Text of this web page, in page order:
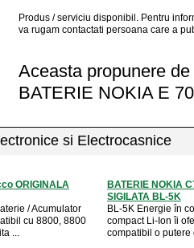
Produs / serviciu disponibil . Pentru
va rugam contactati persoana care a
Aceasta propunere
BATERIE NOKIA E
si Electrocasnice
ORIGINALA
/ Acumulator
cu 8800, 8800
...
BATERIE NOKIA
SIGILATA BL-5K
BL-5K Energie în
compact Li-Ion îi
compatibil o putere